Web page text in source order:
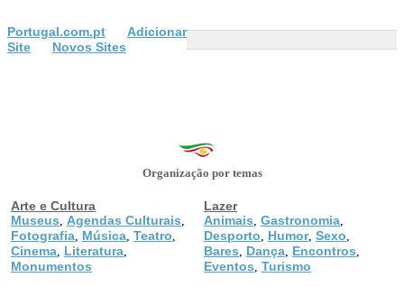
Portugal.com.pt
Adicionar
Site
Novos Sites
Organização por temas
Arte e Cultura
Museus
Agendas Culturais
Fotografia Música Teatro
Cinema Literatura
Monumentos
Lazer
Animais Gastronomia
Desporto Humor, Sexo
Bares Dança Encontros
Eventos Turismo